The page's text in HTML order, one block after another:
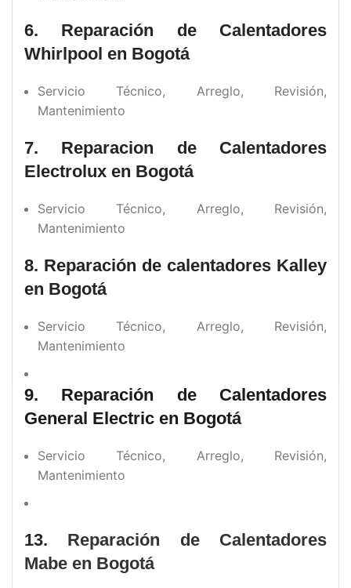
6. Reparación de Calentadores
Whirlpool en Bogotá
Servicio Técnico, Arreglo, Revisión,
Mantenimiento
7. Reparacion de Calentadores
Electrolux en Bogotá
Servicio Técnico, Arreglo, Revisión,
Mantenimiento
8. Reparación de calentadores Kalley
en Bogotá
Servicio Técnico, Arreglo, Revisión,
Mantenimiento
9. Reparación de Calentadores
General Electric en Bogotá
Servicio Técnico, Arreglo, Revisión,
Mantenimiento
13. Reparación de Calentadores
Mabe en Bogotá